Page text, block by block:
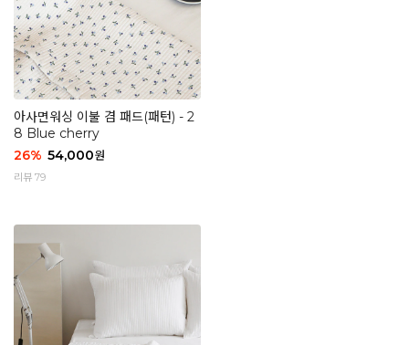
아사면워싱 이불 겸 패드(패턴) - 2
8 Blue cherry
26% 54,000원
리뷰 79